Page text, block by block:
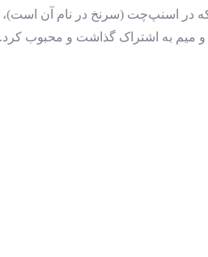
(سرنخ در نام آن است)،
میم به اشتراک گذاشت و محبوب کرد.